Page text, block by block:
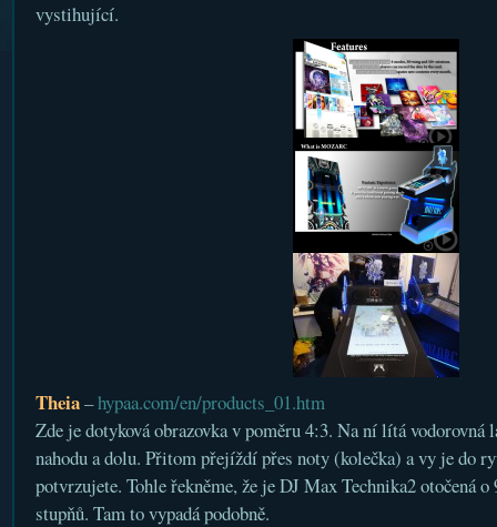
vystihující.
Theia–hypaa.com/en/products_01.htm
Zde je dotyková obrazovka v poměru 4:3. Na ní lítá vodorovná
nahodu a dolu. Přitom přejíždí přes noty (kolečka) a vy je do
potvrzujete. Tohle řekněme, že je DJ Max Technika2 otočená o
stupňů. Tam to vypadá podobně.